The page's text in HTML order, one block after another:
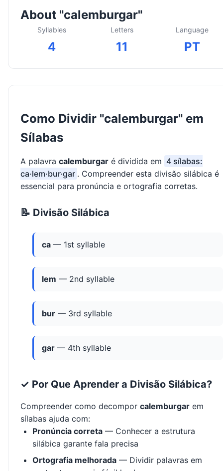
About "calemburgar"
Syllables
4
Letters
11
Language
PT
Como Dividir "calemburgar" em
Sílabas
A palavra calemburgar é dividida em 4 sílabas:
ca·lem·bur·gar . Compreender esta divisão silábica é
essencial para pronúncia e ortografia corretas.
📝 Divisão Silábica
ca — 1st syllable
lem — 2nd syllable
bur — 3rd syllable
gar — 4th syllable
✓ Por Que Aprender a Divisão Silábica?
Compreender como decompor calemburgar em
sílabas ajuda com:
Pronúncia correta — Conhecer a estrutura
silábica garante fala precisa
Ortografia melhorada — Dividir palavras em